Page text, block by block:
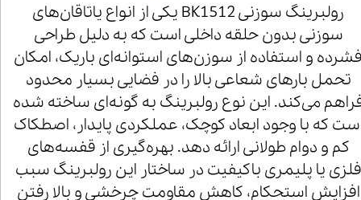
رولبرینگ سوزنی BK1512 یکی از انواع یاتاقان‌های
سوزنی بدون حلقه داخلی است که به دلیل طراحی
و استفاده از سوزن‌های استوانه‌ای باریک، امکان
تحمل بارهای شعاعی بالا را در فضایی بسیار محدود
می‌کند. این نوع رولبرینگ به گونه‌ای ساخته شده
که با وجود ابعاد کوچک، عملکردی پایدار، اصطکاک
کم و دوام طولانی ارائه دهد. بهره‌گیری از قفسه‌های
فلزی یا پلیمری باکیفیت در ساختار این رولبرینگ سبب
افزایش استحکام، کاهش مقاومت چرخشی و بالا رفتن